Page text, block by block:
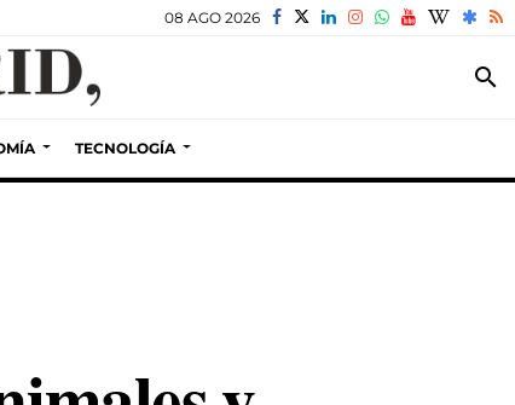
08 AGO 2026
search
TECNOLOGÍA